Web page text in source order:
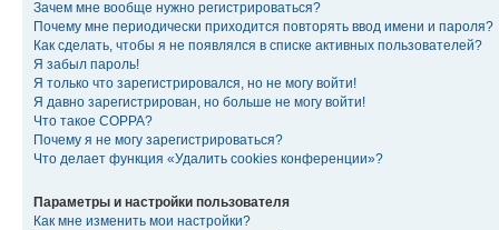
Зачем мне вообще нужно регистрироваться?
Почему мне периодически приходится повторять ввод имени и пароля?
Как сделать, чтобы я не появлялся в списке активных пользователей?
Я забыл пароль!
Я только что зарегистрировался, но не могу войти!
Я давно зарегистрирован, но больше не могу войти!
Что такое COPPA?
Почему я не могу зарегистрироваться?
Что делает функция «Удалить cookies конференции»?
Параметры и настройки пользователя
Как мне изменить мои настройки?